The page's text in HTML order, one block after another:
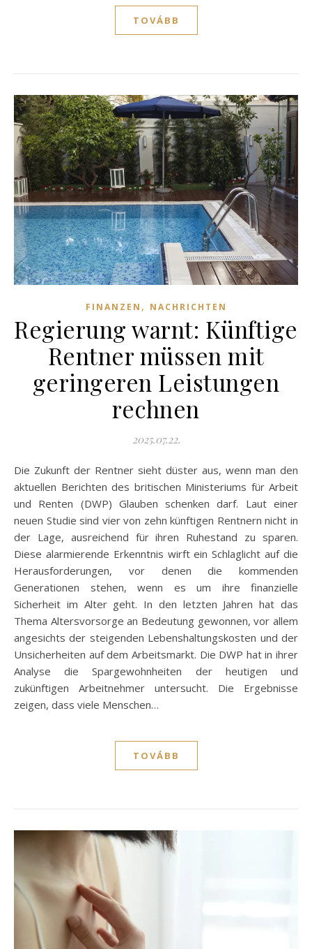
TOVÁBB
FINANZEN , NACHRICHTEN
Regierung warnt: Künftige
Rentner müssen mit
geringeren Leistungen
rechnen
2025.07.22.
Die Zukunft der Rentner sieht düster aus, wenn man den
aktuellen Berichten des britischen Ministeriums für Arbeit
und Renten (DWP) Glauben schenken darf. Laut einer
neuen Studie sind vier von zehn künftigen Rentnern nicht in
der Lage, ausreichend für ihren Ruhestand zu sparen.
Diese alarmierende Erkenntnis wirft ein Schlaglicht auf die
Herausforderungen, vor denen die kommenden
Generationen stehen, wenn es um ihre finanzielle
Sicherheit im Alter geht. In den letzten Jahren hat das
Thema Altersvorsorge an Bedeutung gewonnen, vor allem
angesichts der steigenden Lebenshaltungskosten und der
Unsicherheiten auf dem Arbeitsmarkt. Die DWP hat in ihrer
Analyse die Spargewohnheiten der heutigen und
zukünftigen Arbeitnehmer untersucht. Die Ergebnisse
zeigen, dass viele Menschen…
TOVÁBB